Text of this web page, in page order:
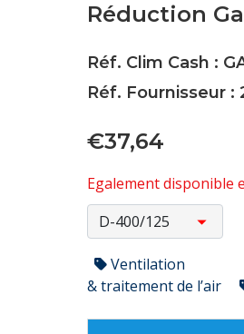
Réduction
Réf. Clim Cash :
Réf. Fournisseur :
€37,64
Egalement disponible
Ventilation
& traitement de l’air